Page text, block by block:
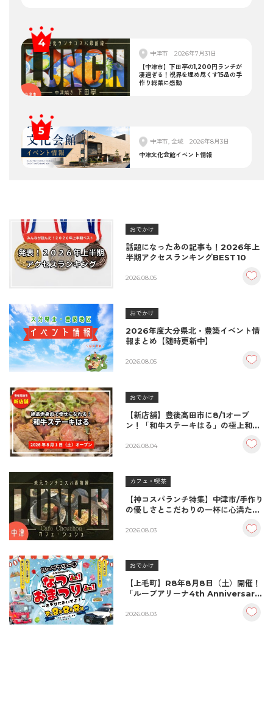
中津市
2026年7月31日
【中津市】下田亭の1,200円ランチが
凄過ぎる！視界を埋め尽くす15品の手
作り総菜に感動
中津市, 全域
2026年8月3日
中津文化会館イベント情報
おでかけ
話題になったあの記事も！2026年上
半期アクセスランキングBEST10
2026.08.05
おでかけ
2026年度大分県北・豊築イベント情
報まとめ【随時更新中】
2026.08.05
おでかけ
【新店舗】豊後高田市に8/1オープ
ン！「和牛ステーキはる」の極上和牛
2026.08.04
カフェ・喫茶
【神コスパランチ特集】中津市/手作り
の優しさとこだわりの一杯に心満たさ
『Cafe Chouchou（カフェ・シュ
2026.08.03
おでかけ
【上毛町】R8年8月8日（土）開催！
「ループアリーナ4th Anniversary
でよ～」
2026.08.03